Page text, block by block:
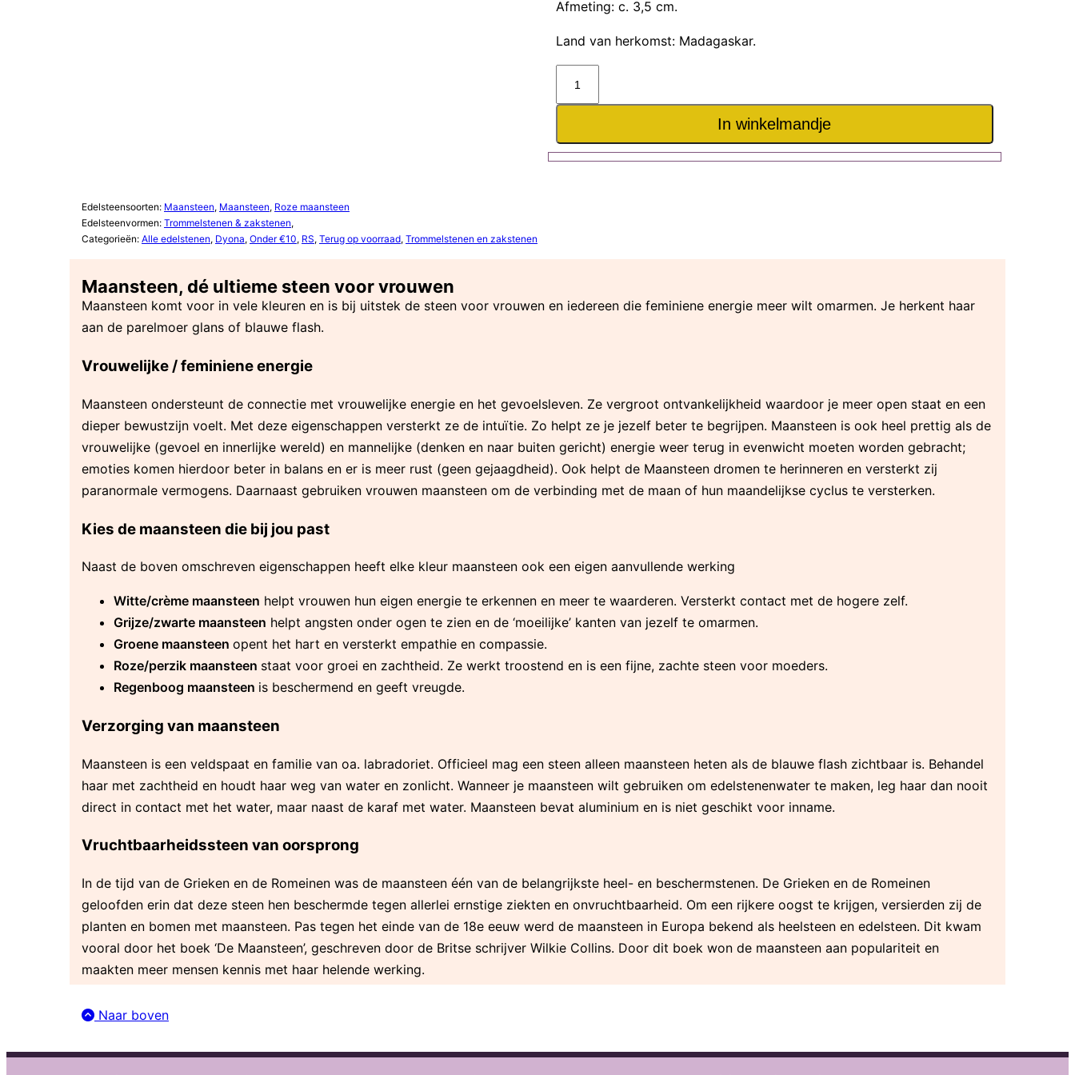
aantal
In winkelmandje
Afmeting: c. 3,5 cm.
Land van herkomst: Madagaskar.
Edelsteensoorten: Maansteen, Maansteen, Roze maansteen
Edelsteenvormen: Trommelstenen & zakstenen,
Categorieën: Alle edelstenen, Dyona, Onder €10, RS, Terug op voorraad, Trommelstenen en zakstenen
Maansteen, dé ultieme steen voor vrouwen
Maansteen komt voor in vele kleuren en is bij uitstek de steen voor vrouwen en iedereen die feminiene energie meer wilt omarmen. Je herkent haar
aan de parelmoer glans of blauwe flash.
Vrouwelijke / feminiene energie
Maansteen ondersteunt de connectie met vrouwelijke energie en het gevoelsleven. Ze vergroot ontvankelijkheid waardoor je meer open staat en een
dieper bewustzijn voelt. Met deze eigenschappen versterkt ze de intuïtie. Zo helpt ze je jezelf beter te begrijpen. Maansteen is ook heel prettig als de
vrouwelijke (gevoel en innerlijke wereld) en mannelijke (denken en naar buiten gericht) energie weer terug in evenwicht moeten worden gebracht;
emoties komen hierdoor beter in balans en er is meer rust (geen gejaagdheid). Ook helpt de Maansteen dromen te herinneren en versterkt zij
paranormale vermogens. Daarnaast gebruiken vrouwen maansteen om de verbinding met de maan of hun maandelijkse cyclus te versterken.
Kies de maansteen die bij jou past
Naast de boven omschreven eigenschappen heeft elke kleur maansteen ook een eigen aanvullende werking
Witte/crème maansteen helpt vrouwen hun eigen energie te erkennen en meer te waarderen. Versterkt contact met de hogere zelf.
Grijze/zwarte maansteen helpt angsten onder ogen te zien en de ‘moeilijke’ kanten van jezelf te omarmen.
Groene maansteen opent het hart en versterkt empathie en compassie.
Roze/perzik maansteen staat voor groei en zachtheid. Ze werkt troostend en is een fijne, zachte steen voor moeders.
Regenboog maansteen is beschermend en geeft vreugde.
Verzorging van maansteen
Maansteen is een veldspaat en familie van oa. labradoriet. Officieel mag een steen alleen maansteen heten als de blauwe flash zichtbaar is. Behandel
haar met zachtheid en houdt haar weg van water en zonlicht. Wanneer je maansteen wilt gebruiken om edelstenenwater te maken, leg haar dan nooit
direct in contact met het water, maar naast de karaf met water. Maansteen bevat aluminium en is niet geschikt voor inname.
Vruchtbaarheidssteen van oorsprong
In de tijd van de Grieken en de Romeinen was de maansteen één van de belangrijkste heel- en beschermstenen. De Grieken en de Romeinen
geloofden erin dat deze steen hen beschermde tegen allerlei ernstige ziekten en onvruchtbaarheid. Om een rijkere oogst te krijgen, versierden zij de
planten en bomen met maansteen. Pas tegen het einde van de 18e eeuw werd de maansteen in Europa bekend als heelsteen en edelsteen. Dit kwam
vooral door het boek ‘De Maansteen’, geschreven door de Britse schrijver Wilkie Collins. Door dit boek won de maansteen aan populariteit en
maakten meer mensen kennis met haar helende werking.
Naar boven